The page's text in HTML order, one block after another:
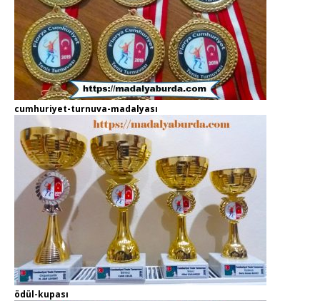
cumhuriyet-turnuva-madalyası
ödül-kupası